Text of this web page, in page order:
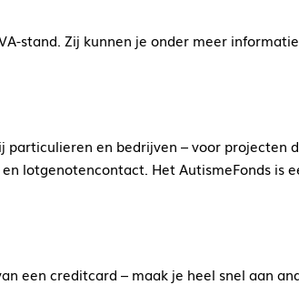
stand. Zij kunnen je onder meer
particulieren en bedrijven – voor
lotgenotencontact. Het AutismeFonds is
een creditcard – maak je heel snel aan